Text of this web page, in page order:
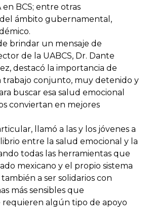
BCS; entre otras
ámbito gubernamental,
brindar un mensaje de
de la UABCS, Dr. Dante
destacó la importancia de
trabajo conjunto, muy detenido y
buscar esa salud emocional
conviertan en mejores
llamó a las y los jóvenes a
entre la salud emocional y la
todas las herramientas que
mexicano y el propio sistema
a ser solidarios con
más sensibles que
algún tipo de apoyo